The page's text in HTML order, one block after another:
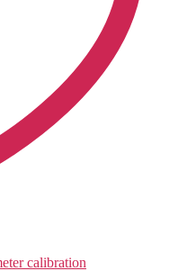
calibration